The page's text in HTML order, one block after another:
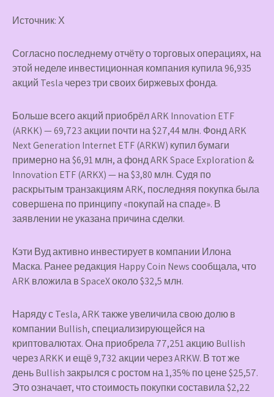
Источник: Х
Согласно последнему отчёту о торговых операциях, на
этой неделе инвестиционная компания купила 96,935
акций Tesla через три своих биржевых фонда.
Больше всего акций приобрёл ARK Innovation ETF
(ARKK) — 69,723 акции почти на $27,44 млн. Фонд ARK
Next Generation Internet ETF (ARKW) купил бумаги
примерно на $6,91 млн, а фонд ARK Space Exploration &
Innovation ETF (ARKX) — на $3,80 млн. Судя по
раскрытым транзакциям ARK, последняя покупка была
совершена по принципу «покупай на спаде». В
заявлении не указана причина сделки.
Кэти Вуд активно инвестирует в компании Илона
Маска. Ранее редакция Happy Coin News сообщала, что
ARK вложила в SpaceX около $32,5 млн.
Наряду с Tesla, ARK также увеличила свою долю в
компании Bullish, специализирующейся на
криптовалютах. Она приобрела 77,251 акцию Bullish
через ARKK и ещё 9,732 акции через ARKW. В тот же
день Bullish закрылся с ростом на 1,35% по цене $25,57.
Это означает, что стоимость покупки составила $2,22